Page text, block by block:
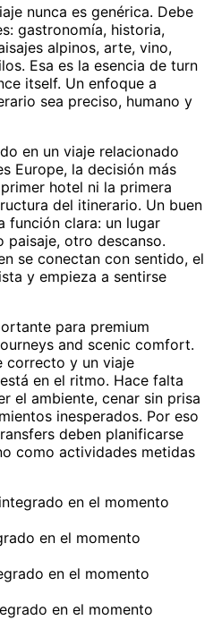
nunca es genérica. Debe
gastronomía, historia,
alpinos, arte, vino,
Esa es la esencia de turn
itself. Un enfoque a
sea preciso, humano y
en un viaje relacionado
Europe, la decisión más
hotel ni la primera
del itinerario. Un buen
función clara: un lugar
otro descanso.
se conectan con sentido, el
y empieza a sentirse
para premium
and scenic comfort.
correcto y un viaje
en el ritmo. Hace falta
el ambiente, cenar sin prisa
inesperados. Por eso
deben planificarse
como actividades metidas
en el momento
en el momento
en el momento
en el momento